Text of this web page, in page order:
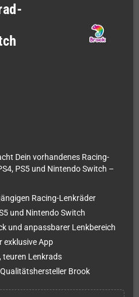
Dein vorhandenes Racing-
PS5 und Nintendo Switch –
Racing-Lenkräder
und Nintendo Switch
und anpassbarer Lenkbereich
exklusive App
teuren Lenkrads
Brook